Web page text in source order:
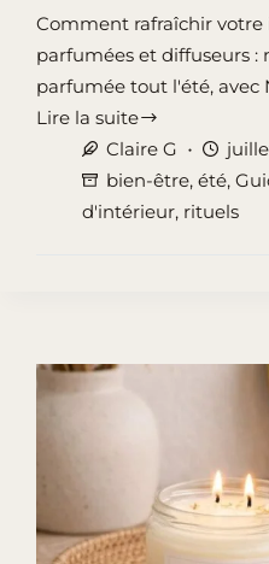
Comment rafraîchir
parfumées et diffuseurs :
parfumée tout l'été, avec
Lire la suite
Rafraîchir
intérieur
diffuseurs,
Claire G
bien-être, été,
d'intérieur, rituels